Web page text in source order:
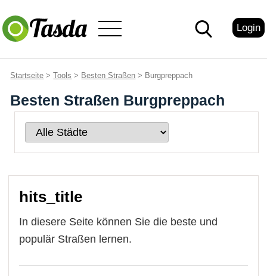
Login
Startseite >Tools > Besten Straßen > Burgpreppach
Besten Straßen Burgpreppach
hits_title
In diesere Seite können Sie die beste und
populär Straßen lernen.